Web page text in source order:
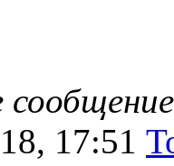
сообщение
17:51